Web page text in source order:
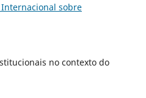
sobre
no contexto do